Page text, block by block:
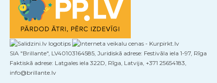
SIA "Brillante", LV40103164585, Juridiskā adrese: Festivāla iela 1-97, Rīga
Faktiskā adrese: Latgales iela 322D, Rīga, Latvija, +371 25654183,
info@brillante.lv